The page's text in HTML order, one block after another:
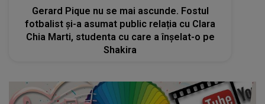
Gerard Pique nu se mai ascunde. Fostul
fotbalist și-a asumat public relația cu Clara
Chia Marti, studenta cu care a înșelat-o pe
Shakira